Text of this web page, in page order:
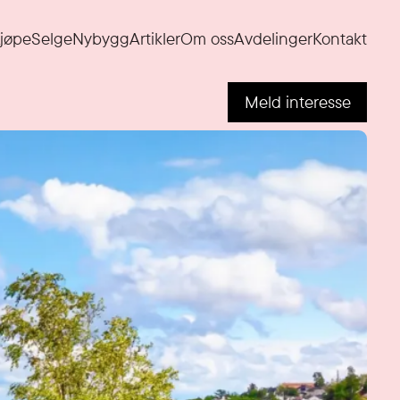
SelgeNybyggArtiklerOm ossAvdelingerKontakt
Meld interesse